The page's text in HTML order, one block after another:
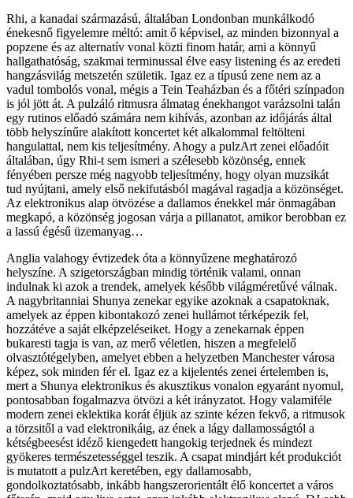
Rhi, a kanadai származású, általában Londonban munkálkodó
énekesnő figyelemre méltó: amit ő képvisel, az minden bizonnyal a
popzene és az alternatív vonal közti finom határ, ami a könnyű
hallgathatóság, szakmai terminussal élve easy listening és az eredeti
hangzásvilág metszetén születik. Igaz ez a típusú zene nem az a
vadul tombolós vonal, mégis a Tein Teaházban és a főtéri színpadon
is jól jött át. A pulzáló ritmusra álmatag énekhangot varázsolni talán
egy rutinos előadó számára nem kihívás, azonban az időjárás által
több helyszínűre alakított koncertet két alkalommal feltölteni
hangulattal, nem kis teljesítmény. Ahogy a pulzArt zenei előadóit
általában, úgy Rhi-t sem ismeri a szélesebb közönség, ennek
fényében persze még nagyobb teljesítmény, hogy olyan muzsikát
tud nyújtani, amely első nekifutásból magával ragadja a közönséget.
Az elektronikus alap ötvözése a dallamos énekkel már önmagában
megkapó, a közönség jogosan várja a pillanatot, amikor berobban ez
a lassú égésű üzemanyag…
Anglia valahogy évtizedek óta a könnyűzene meghatározó
helyszíne. A szigetországban mindig történik valami, onnan
indulnak ki azok a trendek, amelyek később világméretűvé válnak.
A nagybritanniai Shunya zenekar egyike azoknak a csapatoknak,
amelyek az éppen kibontakozó zenei hullámot térképezik fel,
hozzátéve a saját elképzeléseiket. Hogy a zenekarnak éppen
bukaresti tagja is van, az merő véletlen, hiszen a megfelelő
olvasztótégelyben, amelyet ebben a helyzetben Manchester városa
képez, sok minden fér el. Igaz ez a kijelentés zenei értelemben is,
mert a Shunya elektronikus és akusztikus vonalon egyaránt nyomul,
pontosabban fogalmazva ötvözi a két irányzatot. Hogy valamiféle
modern zenei eklektika korát éljük az szinte kézen fekvő, a ritmusok
a törzsitől a vad elektronikáig, az ének a lágy dallamosságtól a
kétségbeesést idéző kiengedett hangokig terjednek és mindezt
gyökeres természetességgel teszik. A csapat mindjárt két produkciót
is mutatott a pulzArt keretében, egy dallamosabb,
gondolkoztatósabb, inkább hangszerorientált élő koncertet a város